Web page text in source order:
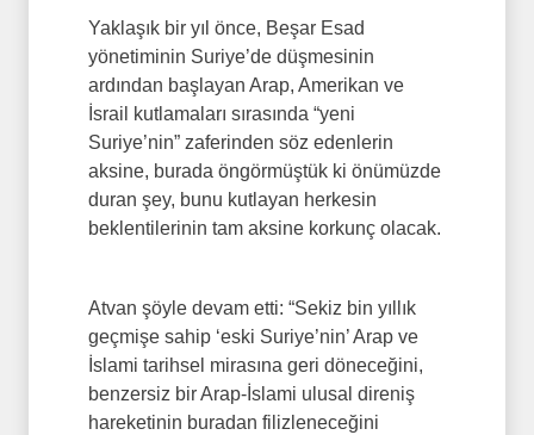
Yaklaşık bir yıl önce, Beşar Esad
yönetiminin Suriye’de düşmesinin
ardından başlayan Arap, Amerikan ve
İsrail kutlamaları sırasında “yeni
Suriye’nin” zaferinden söz edenlerin
aksine, burada öngörmüştük ki önümüzde
duran şey, bunu kutlayan herkesin
beklentilerinin tam aksine korkunç olacak.
Atvan şöyle devam etti: “Sekiz bin yıllık
geçmişe sahip ‘eski Suriye’nin’ Arap ve
İslami tarihsel mirasına geri döneceğini,
benzersiz bir Arap-İslami ulusal direniş
hareketinin buradan filizleneceğini